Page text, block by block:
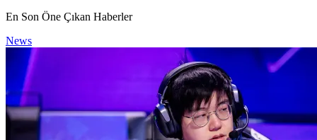
En Son Öne Çıkan Haberler
News